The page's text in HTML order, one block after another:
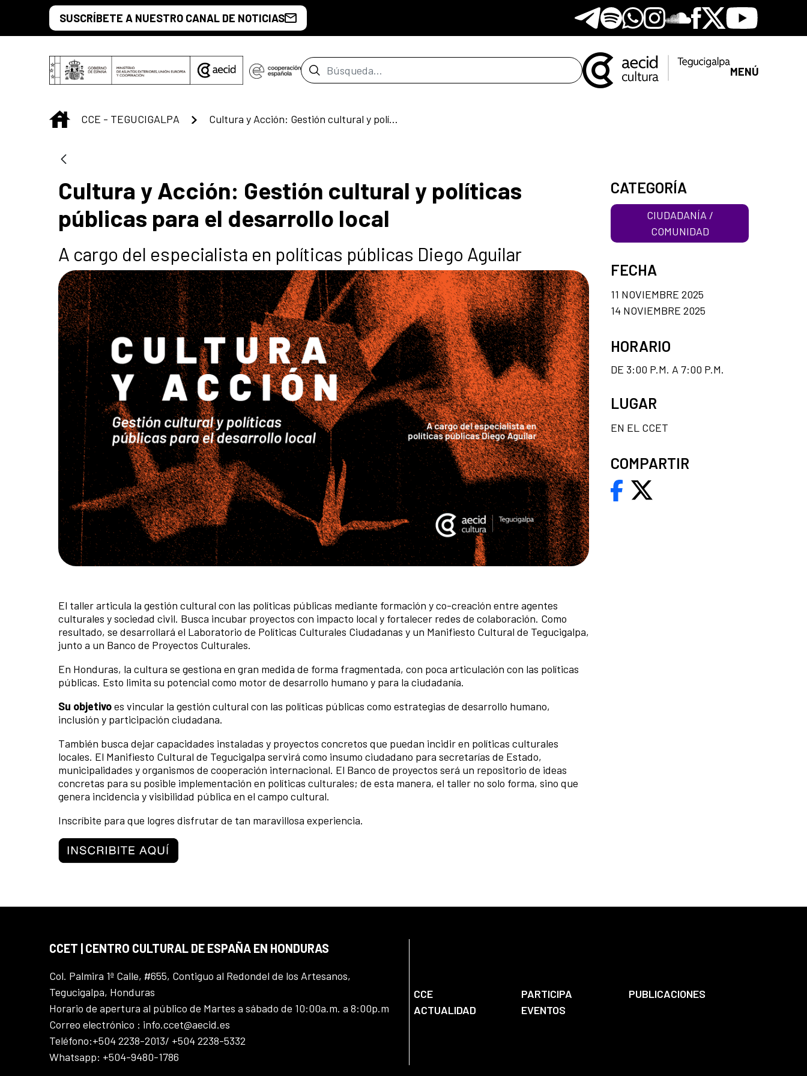
Saltar al contenido principal
SUSCRÍBETE A NUESTRO CANAL DE NOTICIAS Telegram
SpotifyWhatsapp
Instagram
Soundclore
Facebook
X Youtube
Barra de búsqueda MENÚ
INICIO
CCE - TEGUCIGALPA Cultura y Acción: Gestión cultural y políticas públicas para el desarrollo local
Cultura y Acción: Gestión cultural y políticas
públicas para el desarrollo local
A cargo del especialista en políticas públicas Diego Aguilar
El taller articula la gestión cultural con las políticas públicas mediante formación y co-creación entre agentes
culturales y sociedad civil. Busca incubar proyectos con impacto local y fortalecer redes de colaboración. Como
resultado, se desarrollará el Laboratorio de Políticas Culturales Ciudadanas y un Manifiesto Cultural de Tegucigalpa,
junto a un Banco de Proyectos Culturales.
En Honduras, la cultura se gestiona en gran medida de forma fragmentada, con poca articulación con las políticas
públicas. Esto limita su potencial como motor de desarrollo humano y para la ciudadanía.
Su objetivoes vincular la gestión cultural con las políticas públicas como estrategias de desarrollo humano,
inclusión y participación ciudadana.
También busca dejar capacidades instaladas y proyectos concretos que puedan incidir en políticas culturales
locales. El Manifiesto Cultural de Tegucigalpa servirá como insumo ciudadano para secretarías de Estado,
municipalidades y organismos de cooperación internacional. El Banco de proyectos será un repositorio de ideas
concretas para su posible implementación en políticas culturales; de esta manera, el taller no solo forma, sino que
genera incidencia y visibilidad pública en el campo cultural.
Inscríbite para que logres disfrutar de tan maravillosa experiencia.
CATEGORÍA
CIUDADANÍA /
COMUNIDAD
FECHA
11 NOVIEMBRE 2025
14 NOVIEMBRE 2025
HORARIO
DE 3:00 P.M. A 7:00 P.M.
LUGAR
EN EL CCET
COMPARTIR
CCET | CENTRO CULTURAL DE ESPAÑA EN HONDURAS
Col. Palmira 1ª Calle, #655, Contiguo al Redondel de los Artesanos,
Tegucigalpa, Honduras
Horario de apertura al público de Martes a sábado de 10:00a.m. a 8:00p.m
Correo electrónico : info.ccet@aecid.es
Teléfono:+504 2238-2013/ +504 2238-5332
Whatsapp: +504-9480-1786
CCE PARTICIPA
PUBLICACIONES
ACTUALIDAD
EVENTOS